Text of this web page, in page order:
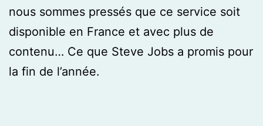
nous sommes pressés que ce service soit
disponible en France et avec plus de
contenu… Ce que Steve Jobs a promis pour
la fin de l’année.